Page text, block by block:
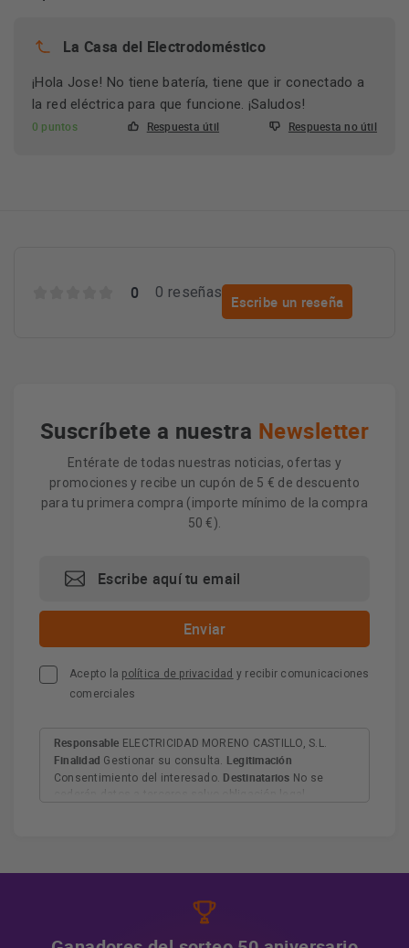
La Casa del Electrodoméstico
¡Hola Jose! No tiene batería, tiene que ir conectado a
la red eléctrica para que funcione. ¡Saludos!
0 puntos Respuesta útil Respuesta no útil
0 0 reseñas
Escribe un reseña
Suscríbete a nuestra Newsletter
Entérate de todas nuestras noticias, ofertas y
promociones y recibe un cupón de 5 € de descuento
para tu primera compra (importe mínimo de la compra
50 €).
Acepto la política de privacidad y recibir comunicaciones
comerciales
Responsable ELECTRICIDAD MORENO CASTILLO, S.L.
Finalidad Gestionar su consulta. Legitimación
Consentimiento del interesado. Destinatarios No se